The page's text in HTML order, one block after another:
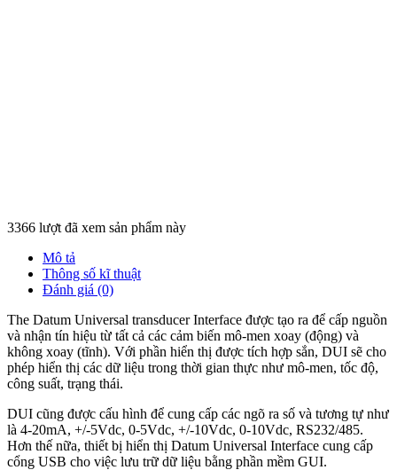
3366 lượt đã xem sản phẩm này
Mô tả
Thông số kĩ thuật
Đánh giá (0)
The Datum Universal transducer Interface được tạo ra để cấp nguồn
và nhận tín hiệu từ tất cả các cảm biến mô-men xoay (động) và
không xoay (tĩnh). Với phần hiển thị được tích hợp sắn, DUI sẽ cho
phép hiển thị các dữ liệu trong thời gian thực như mô-men, tốc độ,
công suất, trạng thái.
DUI cũng được cấu hình để cung cấp các ngõ ra số và tương tự như
là 4-20mA, +/-5Vdc, 0-5Vdc, +/-10Vdc, 0-10Vdc, RS232/485.
Hơn thế nữa, thiết bị hiển thị Datum Universal Interface cung cấp
cổng USB cho việc lưu trữ dữ liệu bằng phần mềm GUI.